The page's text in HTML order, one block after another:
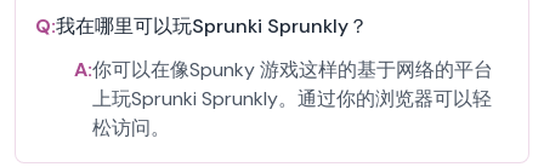
Q:我在哪里可以玩Sprunki Sprunkly？
A:你可以在像Spunky 游戏这样的基于网络的平台
上玩Sprunki Sprunkly。通过你的浏览器可以轻
松访问。